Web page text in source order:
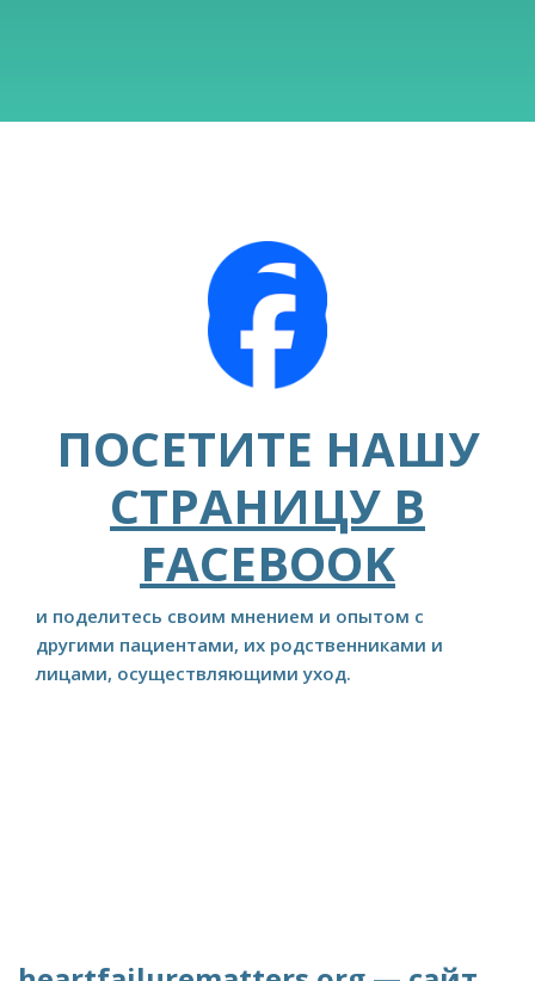
ПОСЕТИТЕ НАШУ
СТРАНИЦУ В
FACEBOOK
и поделитесь своим мнением и опытом с
другими пациентами, их родственниками и
лицами, осуществляющими уход.